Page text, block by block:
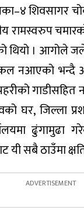
शिवसागर
रामस्वरुप
थियो । आगोले
नआएको भन्दै
गाडीसहित
घर, जिल्ला
ढुंगामुढा
यी सबै ठाउँमा